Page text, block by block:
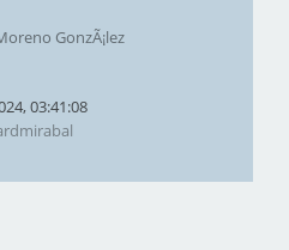
GonzÃ¡lez
03:41:08